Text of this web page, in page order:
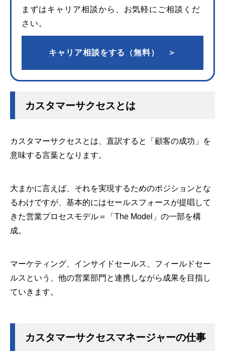
まずはキャリア相談から、お気軽にご相談くだ
さい。
キャリア相談をする（無料） ＞
カスタマーサクセスとは
カスタマーサクセスとは、直訳すると「顧客の成功」を
意味する言葉となります。
大まかに言えば、それを実現するためのポジションとな
るわけですが、基本的にはセールスフォースが提唱して
きた営業プロセスモデル＝「The Model」の一部を構
成。
マーケティング、インサイドセールス、フィールドセー
ルスという、他の営業部門と連携しながら成果を目指し
ていきます。
カスタマーサクセスマネージャーの仕事